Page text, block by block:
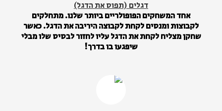
דגלים (תפוס את הדגל)
אחד המשחקים הפופולריים ביותר שלנו. מתחלקים
לקבוצות ומנסים לקחת לקבוצה היריבה את הדגל. כאשר
שחקן מצליח לקחת את הדגל עליו לחזור לבסיס שלו מבלי
שיפגעו בו בדרך!